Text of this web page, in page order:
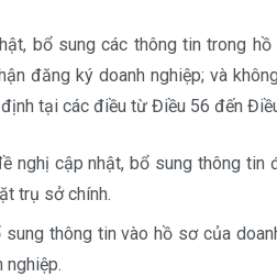
bổ sung các thông tin trong
đăng ký doanh nghiệp; và
tại các điều từ Điều 56 đến
nghị cập nhật, bổ sung thông
trụ sở chính.
thông tin vào hồ sơ của
nghiệp.